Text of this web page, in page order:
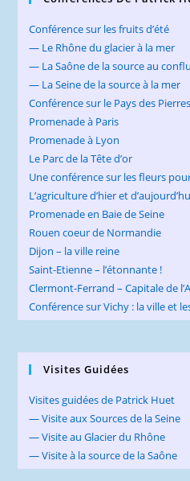
Conférence sur les fruits d’été
— Le Rhône du glacier à la mer
— La Saône de la source au
— La Seine de la source à la mer
Conférence sur le Pays des
Promenade à Paris
Promenade à Lyon
Le Parc de la Tête d’or
Une conférence sur les fleurs
L’agriculture d’hier et
Promenade en Baie de Seine
Rouen coeur de Normandie
Dijon – la ville reine
Saint-Etienne – l’étonnante !
Clermont-Ferrand – Capitale de
Conférence sur Vichy : la ville et
Visites Guidées
Visites guidées de Patrick Huet
— Visite aux Sources de la Seine
— Visite au Glacier du Rhône
— Visite à la source de la Saône